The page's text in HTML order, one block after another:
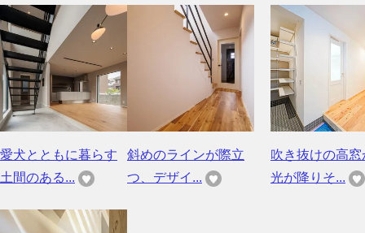
愛犬とともに暮らす
土間のある...
斜めのラインが際立
つ、デザイ...
吹き抜けの高窓
光が降りそ...